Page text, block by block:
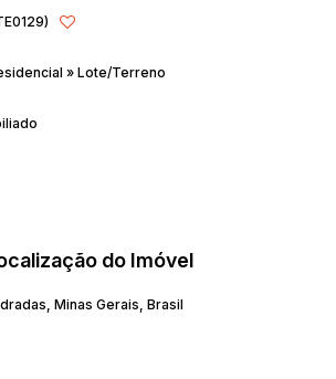
» Lote/Terreno
do Imóvel
, Minas Gerais, Brasil